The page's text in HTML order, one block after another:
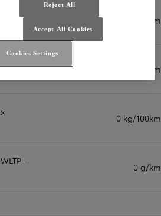
0 l/100 km
0 kg/100km
0 kg/100km
-
0 g/km
Reject All
Accept All Cookies
Cookies Settings